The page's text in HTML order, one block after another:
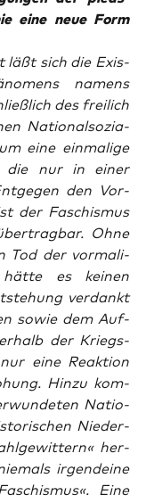
eine neue Form
läßt sich die Exis­
namens
des frei­lich
Natio­nal­so­zia­
eine ein­ma­li­ge
die nur in einer
den Vor­
der Faschis­mus
Ohne
Tod der vor­ma­li­
hät­te es kei­nen
ver­dankt
sowie dem Auf­
der Kriegs­
eine Reak­ti­on
Hin­zu kom­
Natio­
Nie­der­
her­
irgend­ei­ne
Eine